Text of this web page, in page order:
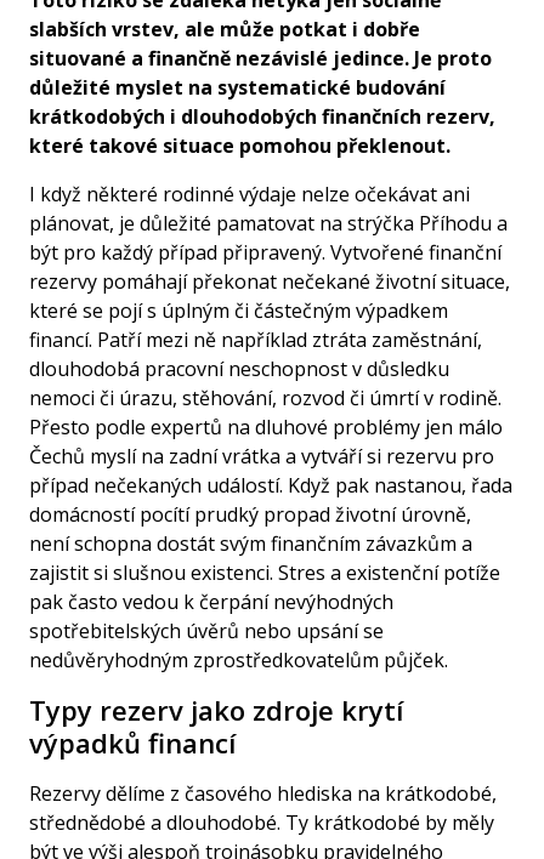
slabších vrstev, ale může potkat i dobře
situované a finančně nezávislé jedince. Je proto
důležité myslet na systematické budování
krátkodobých i dlouhodobých finančních rezerv,
které takové situace pomohou překlenout.
I když některé rodinné výdaje nelze očekávat ani
plánovat, je důležité pamatovat na strýčka Příhodu a
být pro každý případ připravený. Vytvořené finanční
rezervy pomáhají překonat nečekané životní situace,
které se pojí s úplným či částečným výpadkem
financí. Patří mezi ně například ztráta zaměstnání,
dlouhodobá pracovní neschopnost v důsledku
nemoci či úrazu, stěhování, rozvod či úmrtí v rodině.
Přesto podle expertů na dluhové problémy jen málo
Čechů myslí na zadní vrátka a vytváří si rezervu pro
případ nečekaných událostí. Když pak nastanou, řada
domácností pocítí prudký propad životní úrovně,
není schopna dostát svým finančním závazkům a
zajistit si slušnou existenci. Stres a existenční potíže
pak často vedou k čerpání nevýhodných
spotřebitelských úvěrů nebo upsání se
nedůvěryhodným zprostředkovatelům půjček.
Typy rezerv jako zdroje krytí
výpadků financí
Rezervy dělíme z časového hlediska na krátkodobé,
střednědobé a dlouhodobé. Ty krátkodobé by měly
být ve výši alespoň trojnásobku pravidelného